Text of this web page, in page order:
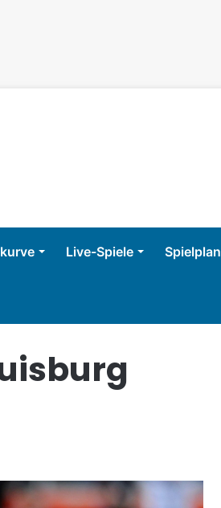
Live-Spiele Spielplan